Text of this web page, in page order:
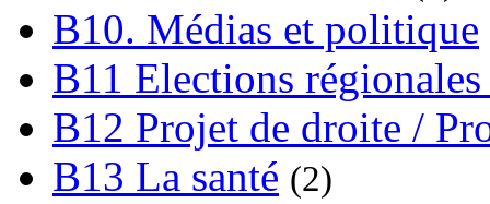
B10. Médias et politique
B11 Elections régionales
B12 Projet de droite /
B13 La santé (2)